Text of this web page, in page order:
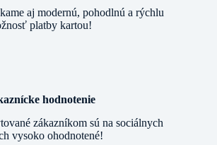
aj modernú, pohodlnú a rýchlu
platby kartou!
hodnotenie
zákazníkom sú na sociálnych
vysoko ohodnotené!